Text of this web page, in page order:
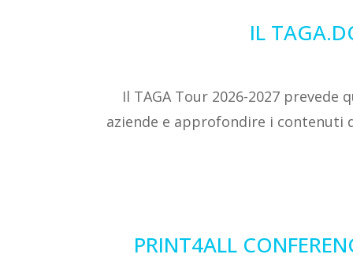
IL
Il TAGA Tour 2026-2027
aziende e approfondire i contenuti
PRINT4ALL